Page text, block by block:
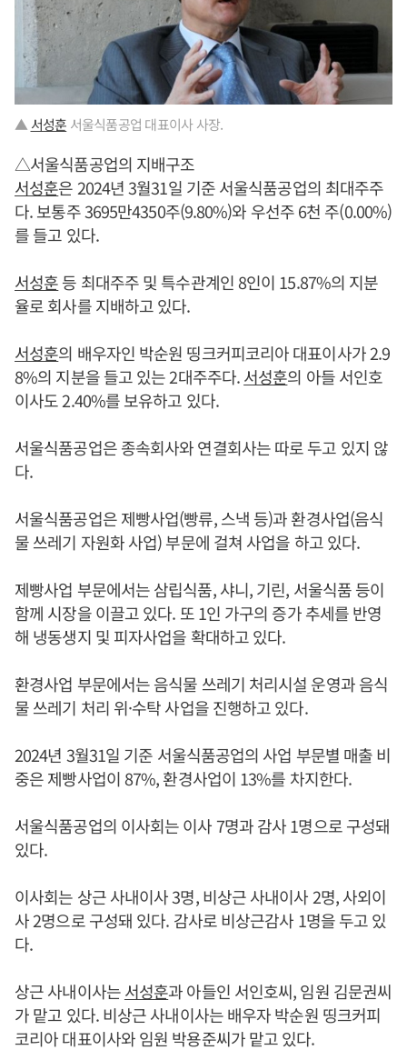
▲ 서성훈 서울식품공업 대표이사 사장.
△서울식품공업의 지배구조
서성훈은 2024년 3월31일 기준 서울식품공업의 최대주주
다. 보통주 3695만4350주(9.80%)와 우선주 6천 주(0.00%)
를 들고 있다.
서성훈등 최대주주 및 특수관계인 8인이 15.87%의 지분
율로 회사를 지배하고 있다.
서성훈의 배우자인 박순원 띵크커피코리아 대표이사가 2.9
8%의 지분을 들고 있는 2대주주다.서성훈의 아들 서인호
이사도 2.40%를 보유하고 있다.
서울식품공업은 종속회사와 연결회사는 따로 두고 있지 않
다.
서울식품공업은 제빵사업(빵류, 스낵 등)과 환경사업(음식
물 쓰레기 자원화 사업) 부문에 걸쳐 사업을 하고 있다.
제빵사업 부문에서는 삼립식품, 샤니, 기린, 서울식품 등이
함께 시장을 이끌고 있다. 또 1인 가구의 증가 추세를 반영
해 냉동생지 및 피자사업을 확대하고 있다.
환경사업 부문에서는 음식물 쓰레기 처리시설 운영과 음식
물 쓰레기 처리 위·수탁 사업을 진행하고 있다.
2024년 3월31일 기준 서울식품공업의 사업 부문별 매출 비
중은 제빵사업이 87%, 환경사업이 13%를 차지한다.
서울식품공업의 이사회는 이사 7명과 감사 1명으로 구성돼
있다.
이사회는 상근 사내이사 3명, 비상근 사내이사 2명, 사외이
사 2명으로 구성돼 있다. 감사로 비상근감사 1명을 두고 있
다.
상근 사내이사는서성훈과 아들인 서인호씨, 임원 김문권씨
가 맡고 있다. 비상근 사내이사는 배우자 박순원 띵크커피
코리아 대표이사와 임원 박용준씨가 맡고 있다.